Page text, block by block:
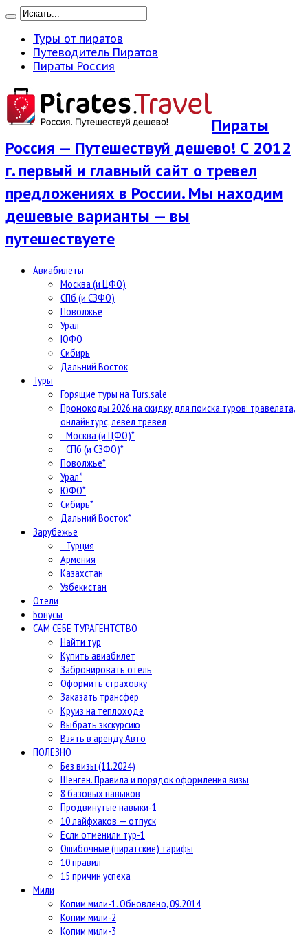
Туры от пиратов
Путеводитель Пиратов
Пираты Россия
Пираты
Россия — Путешествуй дешево! С 2012
г. первый и главный сайт о тревел
предложениях в России. Мы находим
дешевые варианты — вы
путешествуете
Авиабилеты
Москва (и ЦФО)
СПб (и СЗФО)
Поволжье
Урал
ЮФО
Сибирь
Дальний Восток
Туры
Горящие туры на Turs.sale
Промокоды 2026 на скидку для поиска туров: травелата,
онлайнтурс, левел тревел
Москва (и ЦФО)*
СПб (и СЗФО)*
Поволжье*
Урал*
ЮФО*
Сибирь*
Дальний Восток*
Зарубежье
Турция
Армения
Казахстан
Узбекистан
Отели
Бонусы
САМ СЕБЕ ТУРАГЕНТСТВО
Найти тур
Купить авиабилет
Забронировать отель
Оформить страховку
Заказать трансфер
Круиз на теплоходе
Выбрать экскурсию
Взять в аренду Авто
ПОЛЕЗНО
Без визы (11.2024)
Шенген. Правила и порядок оформления визы
8 базовых навыков
Продвинутые навыки-1
10 лайфхаков — отпуск
Если отменили тур-1
Ошибочные (пиратские) тарифы
10 правил
15 причин успеха
Мили
Копим мили-1. Обновлено, 09.2014
Копим мили-2
Копим мили-3